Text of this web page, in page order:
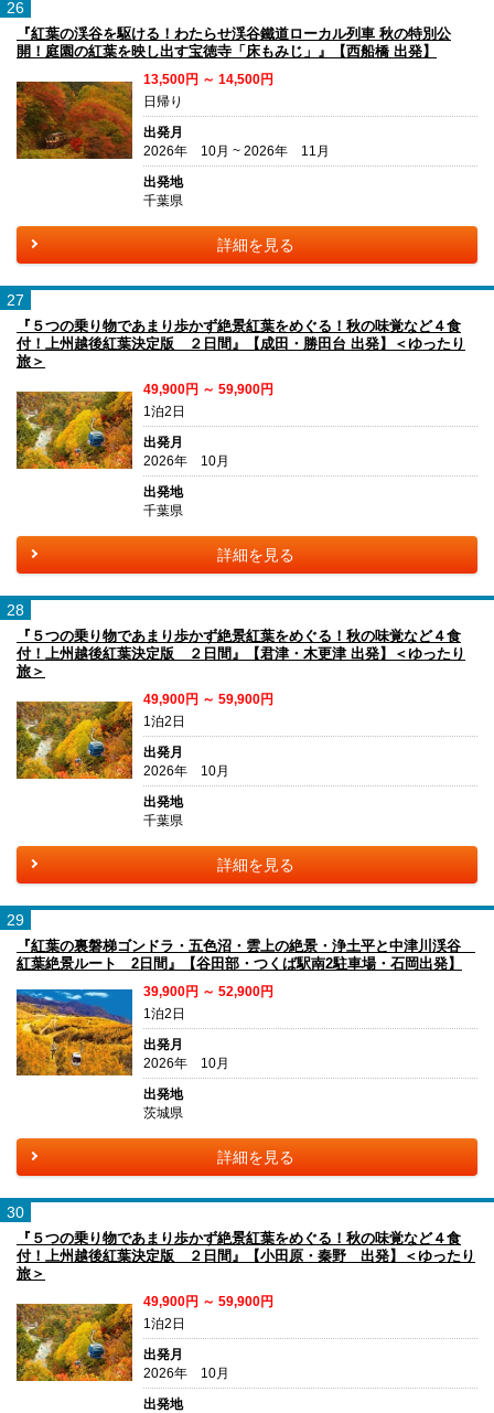
26
『紅葉の渓谷を駆ける！わたらせ渓谷鐵道ローカル列車 秋の特別公
開！庭園の紅葉を映し出す宝徳寺「床もみじ」』【西船橋 出発】
13,500円 ～ 14,500円
日帰り
出発月
2026年 10月 ~ 2026年 11月
出発地
千葉県
詳細を見る
27
『５つの乗り物であまり歩かず絶景紅葉をめぐる！秋の味覚など４食
付！上州越後紅葉決定版 ２日間』【成田・勝田台 出発】＜ゆったり
旅＞
49,900円 ～ 59,900円
1泊2日
出発月
2026年 10月
出発地
千葉県
詳細を見る
28
『５つの乗り物であまり歩かず絶景紅葉をめぐる！秋の味覚など４食
付！上州越後紅葉決定版 ２日間』【君津・木更津 出発】＜ゆったり
旅＞
49,900円 ～ 59,900円
1泊2日
出発月
2026年 10月
出発地
千葉県
詳細を見る
29
『紅葉の裏磐梯ゴンドラ・五色沼・雲上の絶景・浄土平と中津川渓谷
紅葉絶景ルート 2日間』【谷田部・つくば駅南2駐車場・石岡出発】
39,900円 ～ 52,900円
1泊2日
出発月
2026年 10月
出発地
茨城県
詳細を見る
30
『５つの乗り物であまり歩かず絶景紅葉をめぐる！秋の味覚など４食
付！上州越後紅葉決定版 ２日間』【小田原・秦野 出発】＜ゆったり
旅＞
49,900円 ～ 59,900円
1泊2日
出発月
2026年 10月
出発地